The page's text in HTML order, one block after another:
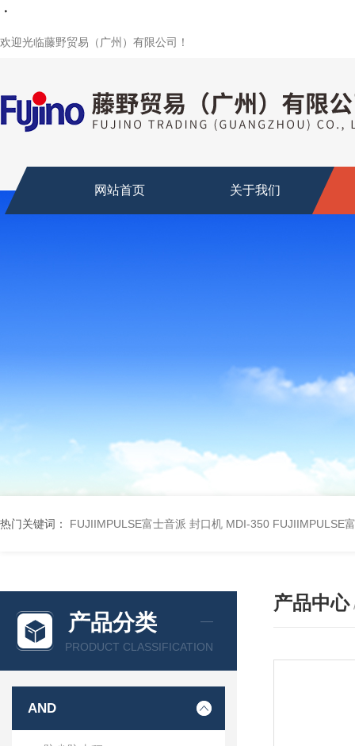
欢迎光临藤野贸易（广州）有限公司！
网站首页 关于我们
热门关键词： FUJIIMPULSE富士音派 封口机 MDI-350 FUJIIMPULSE
产品分类
PRODUCT CLASSIFICATION
AND
产品中心
・・・・・・